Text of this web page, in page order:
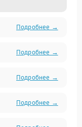
Подробнее →
Подробнее →
Подробнее →
Подробнее →